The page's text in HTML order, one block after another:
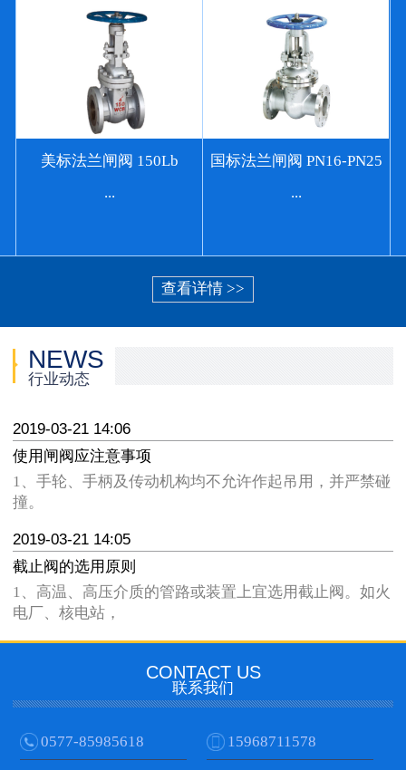
美标法兰闸阀 150Lb
...
国标法兰闸阀 PN16-PN25
...
查看详情 >>
NEWS
行业动态
2019-03-21 14:06
使用闸阀应注意事项
1、手轮、手柄及传动机构均不允许作起吊用，并严禁碰
撞。
2019-03-21 14:05
截止阀的选用原则
1、高温、高压介质的管路或装置上宜选用截止阀。如火
电厂、核电站，
CONTACT US
联系我们
0577-85985618 15968711578